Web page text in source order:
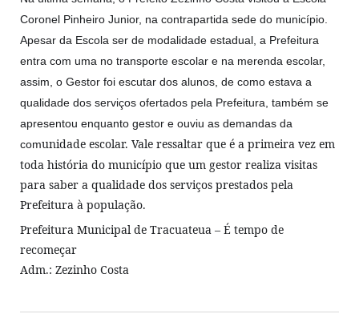
Coronel Pinheiro Junior, na contrapartida sede do município.
Apesar da Escola ser de modalidade estadual, a Prefeitura
entra com uma no transporte escolar e na merenda escolar,
assim, o Gestor foi escutar dos alunos, de como estava a
qualidade dos serviços ofertados pela Prefeitura, também se
apresentou enquanto gestor e ouviu as demandas da
comunidade escolar. Vale ressaltar que é a primeira vez em
toda história do município que um gestor realiza visitas
para saber a qualidade dos serviços prestados pela
Prefeitura à população.
Prefeitura Municipal de Tracuateua – É tempo de
recomeçar
Adm.: Zezinho Costa